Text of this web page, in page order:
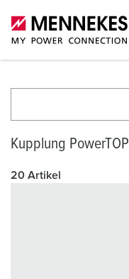
Kupplung
20 Artikel